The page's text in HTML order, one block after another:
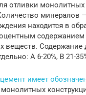
отливки
минералов
находится в
веществ. Содержание
А 6-20%, В 21-
имеет